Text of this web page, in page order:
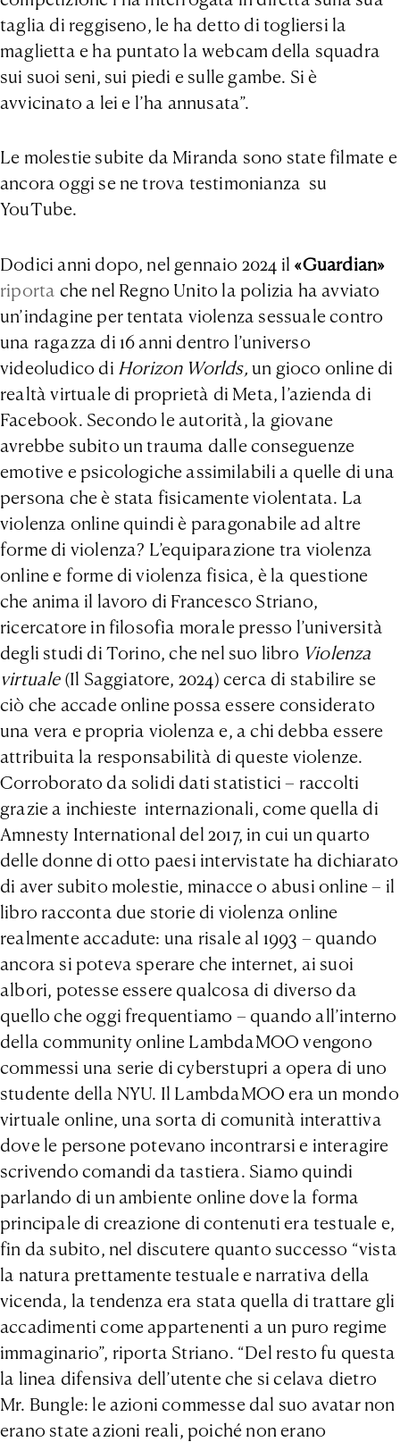
taglia di reggiseno, le ha detto di togliersi la
maglietta e ha puntato la webcam della squadra
sui suoi seni, sui piedi e sulle gambe. Si è
avvicinato a lei e l’ha annusata”.
Le molestie subite da Miranda sono state filmate e
ancora oggi se ne trova testimonianza su
YouTube.
Dodici anni dopo, nel gennaio 2024 il «Guardian»
riporta che nel Regno Unito la polizia ha avviato
un’indagine per tentata violenza sessuale contro
una ragazza di 16 anni dentro l’universo
videoludico di Horizon Worlds, un gioco online di
realtà virtuale di proprietà di Meta, l’azienda di
Facebook. Secondo le autorità, la giovane
avrebbe subito un trauma dalle conseguenze
emotive e psicologiche assimilabili a quelle di una
persona che è stata fisicamente violentata. La
violenza online quindi è paragonabile ad altre
forme di violenza? L’equiparazione tra violenza
online e forme di violenza fisica, è la questione
che anima il lavoro di Francesco Striano,
ricercatore in filosofia morale presso l’università
degli studi di Torino, che nel suo libro Violenza
virtuale(Il Saggiatore, 2024) cerca di stabilire se
ciò che accade online possa essere considerato
una vera e propria violenza e, a chi debba essere
attribuita la responsabilità di queste violenze.
Corroborato da solidi dati statistici – raccolti
grazie a inchieste internazionali, come quella di
Amnesty International del 2017, in cui un quarto
delle donne di otto paesi intervistate ha dichiarato
di aver subito molestie, minacce o abusi online – il
libro racconta due storie di violenza online
realmente accadute: una risale al 1993 – quando
ancora si poteva sperare che internet, ai suoi
albori, potesse essere qualcosa di diverso da
quello che oggi frequentiamo – quando all’interno
della community online LambdaMOO vengono
commessi una serie di cyberstupri a opera di uno
studente della NYU. Il LambdaMOO era ​​un mondo
virtuale online, una sorta di comunità interattiva
dove le persone potevano incontrarsi e interagire
scrivendo comandi da tastiera. Siamo quindi
parlando di un ambiente online dove la forma
principale di creazione di contenuti era testuale e,
fin da subito, nel discutere quanto successo “vista
la natura prettamente testuale e narrativa della
vicenda, la tendenza era stata quella di trattare gli
accadimenti come appartenenti a un puro regime
immaginario”, riporta Striano. “Del resto fu questa
la linea difensiva dell’utente che si celava dietro
Mr. Bungle: le azioni commesse dal suo avatar non
erano state azioni reali, poiché non erano